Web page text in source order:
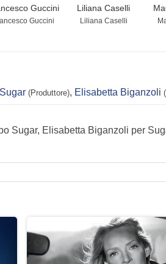
Guccini
Guccini
Liliana Caselli
Liliana Caselli
(Produttore), Elisabetta Biganzoli
Sugar, Elisabetta Biganzoli per